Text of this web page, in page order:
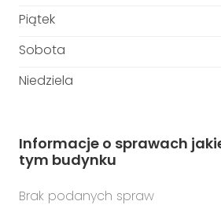
Piątek
Sobota
Niedziela
Informacje o sprawach
tym budynku
Brak podanych spraw